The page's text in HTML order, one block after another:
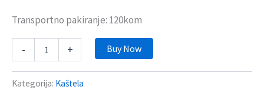
Transportno pakiranje: 120kom
- + Buy Now
Kategorija: Kaštela